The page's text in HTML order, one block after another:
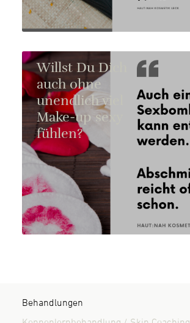
Willst Du Dich
auch ohne
unendlich viel
Make-up sexy
fühlen?
Behandlungen